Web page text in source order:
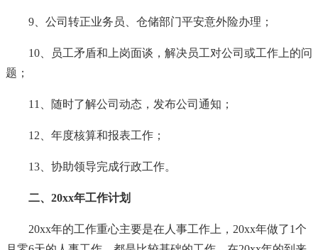
9、公司转正业务员、仓储部门平安意外险办理；
10、员工矛盾和上岗面谈，解决员工对公司或工作上的问
题；
11、随时了解公司动态，发布公司通知；
12、年度核算和报表工作；
13、协助领导完成行政工作。
二、20xx年工作计划
20xx年的工作重心主要是在人事工作上，20xx年做了1个